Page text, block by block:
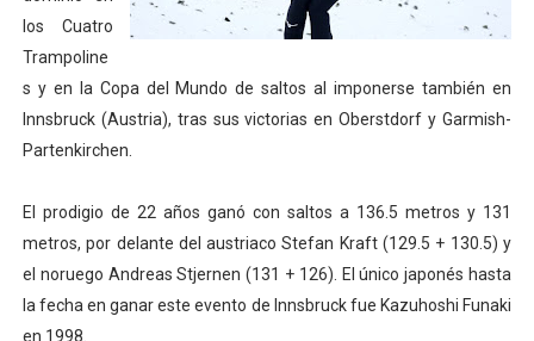
Mundial de piragüismo slalom 2026 (Oklahoma City,
Tour de Francia masculino 2026 - Tadej Pogacar
Mundial de Fórmula 1 2026 - Lando Norris consigue
Campeonato de Europa de saltos 2026 (París,
los Cuatro
Trampoline
s y en la Copa del Mundo de saltos al imponerse también en
Innsbruck (Austria), tras sus victorias en Oberstdorf y Garmish-
Partenkirchen.
El prodigio de 22 años ganó con saltos a 136.5 metros y 131
metros, por delante del austriaco Stefan Kraft (129.5 + 130.5) y
el noruego Andreas Stjernen (131 + 126). El único japonés hasta
la fecha en ganar este evento de Innsbruck fue Kazuhoshi Funaki
en 1998.